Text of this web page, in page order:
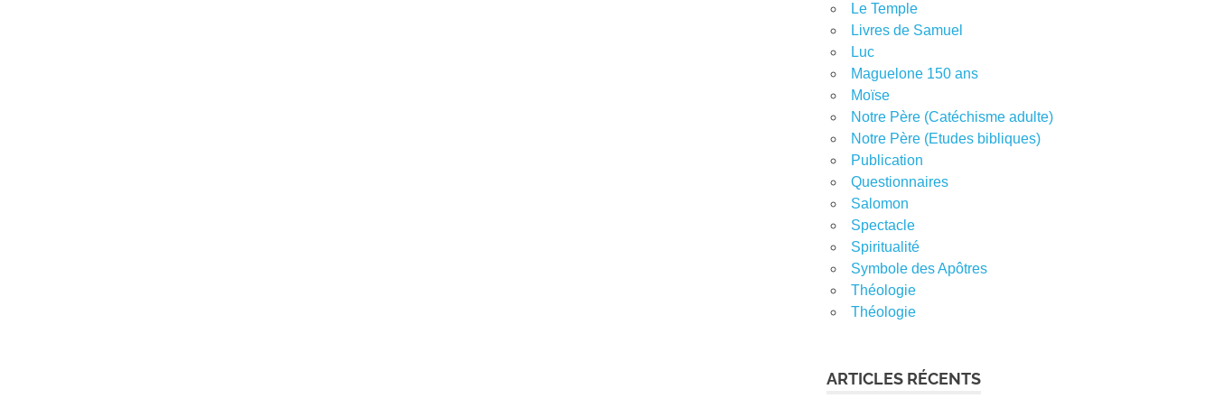
Le Temple
Livres de Samuel
Luc
Maguelone 150 ans
Moïse
Notre Père (Catéchisme adulte)
Notre Père (Etudes bibliques)
Publication
Questionnaires
Salomon
Spectacle
Spiritualité
Symbole des Apôtres
Théologie
Théologie
ARTICLES RÉCENTS